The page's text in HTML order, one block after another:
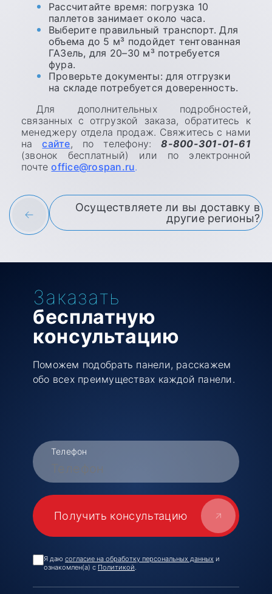
Рассчитайте время: погрузка 10
паллетов занимает около часа.
Выберите правильный транспорт. Для
объема до 5 м³ подойдет тентованная
ГАЗель, для 20–30 м³ потребуется
фура.
Проверьте документы: для отгрузки
на складе потребуется доверенность.
Для дополнительных подробностей,
связанных с отгрузкой заказа, обратитесь к
менеджеру отдела продаж. Свяжитесь с нами
насайте, по телефону:8-800-301-01-61
(звонок бесплатный) или по электронной
почтеoffice@rospan.ru.
Осуществляете ли вы доставку в
другие регионы?
Заказать
бесплатную
консультацию
Поможем подобрать панели, расскажем
обо всех преимуществах каждой панели.
Телефон
Я даю согласие на обработку персональных данных и
ознакомлен(а) с Политикой.